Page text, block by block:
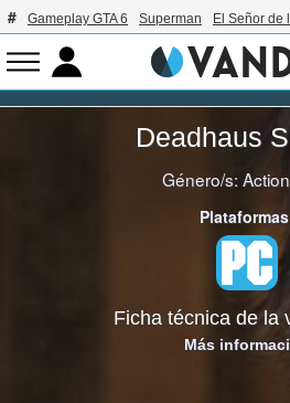
Gameplay GTA 6 Superman El Señor de
Deadhaus
Género/s:
Ficha técnica de la
Más